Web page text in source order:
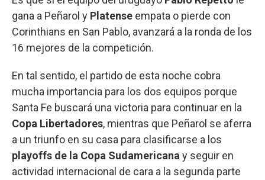
gana a Peñarol y Platense empata o pierde con
Corinthians en San Pablo, avanzará a la ronda de los
16 mejores de la competición.
En tal sentido, el partido de esta noche cobra
mucha importancia para los dos equipos porque
Santa Fe buscará una victoria para continuar en la
Copa Libertadores, mientras que Peñarol se aferra
a un triunfo en su casa para clasificarse a los
playoffs de la Copa Sudamericana y seguir en
actividad internacional de cara a la segunda parte